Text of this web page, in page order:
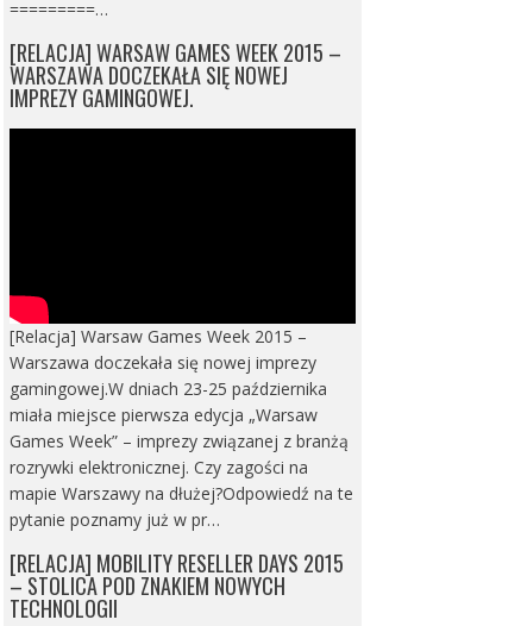
=========…
[RELACJA] WARSAW GAMES WEEK 2015 –
WARSZAWA DOCZEKAŁA SIĘ NOWEJ
IMPREZY GAMINGOWEJ.
[Relacja] Warsaw Games Week 2015 –
Warszawa doczekała się nowej imprezy
gamingowej.W dniach 23-25 października
miała miejsce pierwsza edycja „Warsaw
Games Week” – imprezy związanej z branżą
rozrywki elektronicznej. Czy zagości na
mapie Warszawy na dłużej?Odpowiedź na te
pytanie poznamy już w pr…
[RELACJA] MOBILITY RESELLER DAYS 2015
– STOLICA POD ZNAKIEM NOWYCH
TECHNOLOGII